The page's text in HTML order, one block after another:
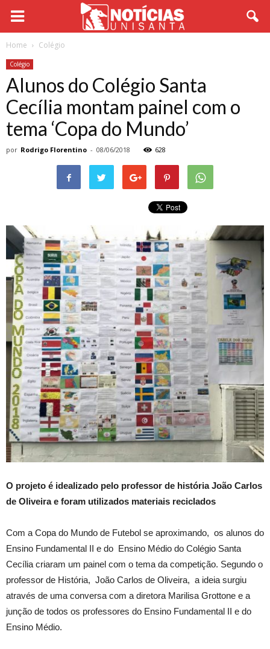
Home Colégio
Colégio
Alunos do Colégio Santa
Cecília montam painel com o
tema ‘Copa do Mundo’
por Rodrigo Florentino - 08/06/2018 628
O projeto é idealizado pelo professor de história João Carlos
de Oliveira e foram utilizados materiais reciclados
Com a Copa do Mundo de Futebol se aproximando, os alunos do
Ensino Fundamental II e do Ensino Médio do Colégio Santa
Cecília criaram um painel com o tema da competição. Segundo o
professor de História, João Carlos de Oliveira, a ideia surgiu
através de uma conversa com a diretora Marilisa Grottone e a
junção de todos os professores do Ensino Fundamental II e do
Ensino Médio.